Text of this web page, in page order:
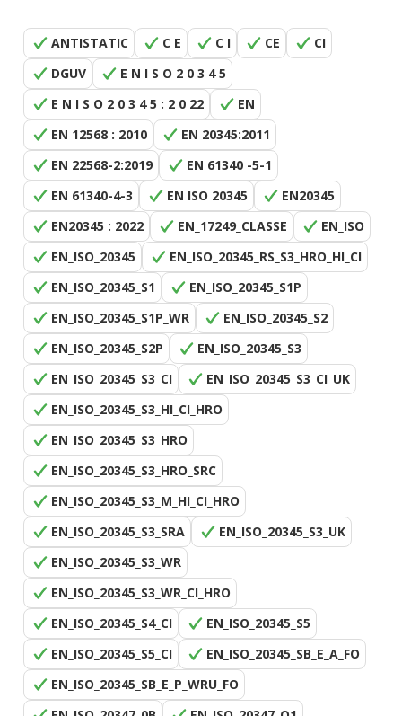
ANTISTATIC C E C I CE
CI
DGUV
E N I S O 2 0 3 4 5
E N I S O 2 0 3 4 5 : 2 0 22
EN
EN 12568 : 2010
EN 20345:2011
EN 22568-2:2019
EN 61340 -5-1
EN 61340-4-3
EN ISO 20345
EN20345
EN20345 : 2022
EN_17249_CLASSE
EN_ISO
EN_ISO_20345
EN_ISO_20345_RS_S3_HRO_HI_CI
EN_ISO_20345_S1
EN_ISO_20345_S1P
EN_ISO_20345_S1P_WR
EN_ISO_20345_S2
EN_ISO_20345_S2P
EN_ISO_20345_S3
EN_ISO_20345_S3_CI
EN_ISO_20345_S3_CI_UK
EN_ISO_20345_S3_HI_CI_HRO
EN_ISO_20345_S3_HRO
EN_ISO_20345_S3_HRO_SRC
EN_ISO_20345_S3_M_HI_CI_HRO
EN_ISO_20345_S3_SRA
EN_ISO_20345_S3_UK
EN_ISO_20345_S3_WR
EN_ISO_20345_S3_WR_CI_HRO
EN_ISO_20345_S4_CI
EN_ISO_20345_S5
EN_ISO_20345_S5_CI
EN_ISO_20345_SB_E_A_FO
EN_ISO_20345_SB_E_P_WRU_FO